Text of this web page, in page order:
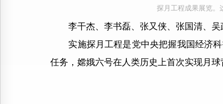
探月工程成果展览。
李干杰、李书磊、张又侠、张国清、吴
实施探月工程是党中央把握我国经济科
任务，嫦娥六号在人类历史上首次实现月